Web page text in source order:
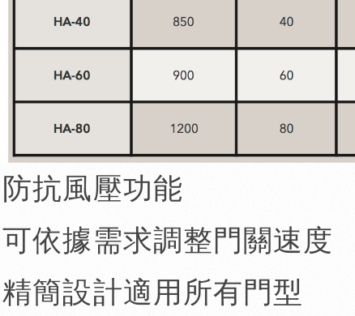
抗風壓功能
依據需求調整門關速度
簡設計適用所有門型